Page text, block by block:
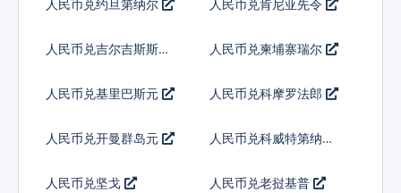
人民币兑约旦第纳尔 人民币兑肯尼亚先令
人民币兑吉尔吉斯斯坦
人民币兑柬埔寨瑞尔
人民币兑基里巴斯元 人民币兑科摩罗法郎
人民币兑开曼群岛元 人民币兑科威特第纳尔
人民币兑坚戈 人民币兑老挝基普